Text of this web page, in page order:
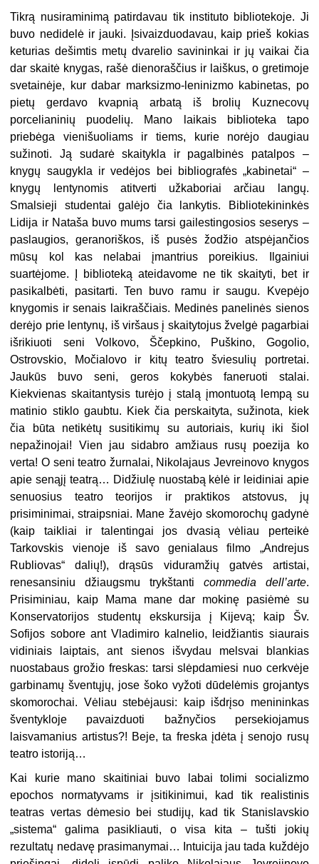
Tikrą nusiraminimą patirdavau tik instituto bibliotekoje. Ji
buvo nedidelė ir jauki. Įsivaizduodavau, kaip prieš kokias
keturias dešimtis metų dvarelio savininkai ir jų vaikai čia
dar skaitė knygas, rašė dienoraščius ir laiškus, o gretimoje
svetainėje, kur dabar marksizmo-leninizmo kabinetas, po
pietų gerdavo kvapnią arbatą iš brolių Kuznecovų
porcelianinių puodelių. Mano laikais biblioteka tapo
priebėga vienišuoliams ir tiems, kurie norėjo daugiau
sužinoti. Ją sudarė skaitykla ir pagalbinės patalpos –
knygų saugykla ir vedėjos bei bibliografės „kabinetai“ –
knygų lentynomis atitverti užkaboriai arčiau langų.
Smalsieji studentai galėjo čia lankytis. Bibliotekininkės
Lidija ir Nataša buvo mums tarsi gailestingosios seserys –
paslaugios, geranoriškos, iš pusės žodžio atspėjančios
mūsų kol kas nelabai įmantrius poreikius. Ilgainiui
suartėjome. Į biblioteką ateidavome ne tik skaityti, bet ir
pasikalbėti, pasitarti. Ten buvo ramu ir saugu. Kvepėjo
knygomis ir senais laikraščiais. Medinės panelinės sienos
derėjo prie lentynų, iš viršaus į skaitytojus žvelgė pagarbiai
išrikiuoti seni Volkovo, Ščepkino, Puškino, Gogolio,
Ostrovskio, Močialovo ir kitų teatro šviesulių portretai.
Jaukūs buvo seni, geros kokybės faneruoti stalai.
Kiekvienas skaitantysis turėjo į stalą įmontuotą lempą su
matinio stiklo gaubtu. Kiek čia perskaityta, sužinota, kiek
čia būta netikėtų susitikimų su autoriais, kurių iki šiol
nepažinojai! Vien jau sidabro amžiaus rusų poezija ko
verta! O seni teatro žurnalai, Nikolajaus Jevreinovo knygos
apie senąjį teatrą… Didžiulę nuostabą kėlė ir leidiniai apie
senuosius teatro teorijos ir praktikos atstovus, jų
prisiminimai, straipsniai. Mane žavėjo skomorochų gadynė
(kaip taikliai ir talentingai jos dvasią vėliau perteikė
Tarkovskis vienoje iš savo genialaus filmo „Andrejus
Rubliovas“ dalių!), drąsūs viduramžių gatvės artistai,
renesansiniu džiaugsmu trykštanti commedia dell’arte.
Prisiminiau, kaip Mama mane dar mokinę pasiėmė su
Konservatorijos studentų ekskursija į Kijevą; kaip Šv.
Sofijos sobore ant Vladimiro kalnelio, leidžiantis siaurais
vidiniais laiptais, ant sienos išvydau melsvai blankias
nuostabaus grožio freskas: tarsi slėpdamiesi nuo cerkvėje
garbinamų šventųjų, jose šoko vyžoti dūdelėmis grojantys
skomorochai. Vėliau stebėjausi: kaip išdrįso menininkas
šventykloje pavaizduoti bažnyčios persekiojamus
laisvamanius artistus?! Beje, ta freska įdėta į senojo rusų
teatro istoriją…
Kai kurie mano skaitiniai buvo labai tolimi socializmo
epochos normatyvams ir įsitikinimui, kad tik realistinis
teatras vertas dėmesio bei studijų, kad tik Stanislavskio
„sistema“ galima pasikliauti, o visa kita – tušti jokių
rezultatų nedavę prasimanymai… Intuicija jau tada kuždėjo